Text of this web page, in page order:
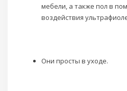
мебели, а также пол в
воздействия
Они просты в уходе.